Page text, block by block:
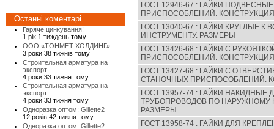
Останні коментарі
Гаряче цинкування!
1 рік 1 тиждень тому
ООО «ТОНМЕТ ХОЛДИНГ»
3 роки 38 тижнів тому
Строительная арматура на
экспорт
4 роки 33 тижня тому
Строительная арматура на
экспорт
4 роки 33 тижня тому
Одноразка оптом: Gillette2
12 років 42 тижня тому
Одноразка оптом: Gillette2
ГОСТ 12946-67 : ГАЙКИ
ПРИСПОСОБЛЕНИЙ. КОНСТРУКЦИЯ
ГОСТ 13040-67 : ГАЙКИ КРУГЛЫЕ
ИНСТРУМЕНТУ. РАЗМЕРЫ
ГОСТ 13426-68 : ГАЙКИ С
ПРИСПОСОБЛЕНИЙ.
ГОСТ 13427-68 : ГАЙКИ С
СТАНОЧНЫХ ПРИСПОСОБЛЕНИЙ.
ГОСТ 13957-74 : ГАЙКИ
ТРУБОПРОВОДОВ ПО НАРУЖНОМУ
РАЗМЕРЫ
ГОСТ 13958-74 : ГАЙКИ ДЛЯ